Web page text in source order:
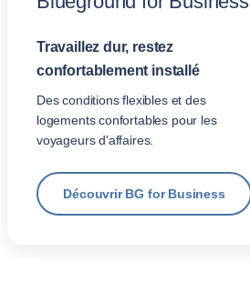
Travaillez dur, restez
confortablement installé
Des conditions flexibles et des
logements confortables pour les
voyageurs d'affaires.
Découvrir BG for Business